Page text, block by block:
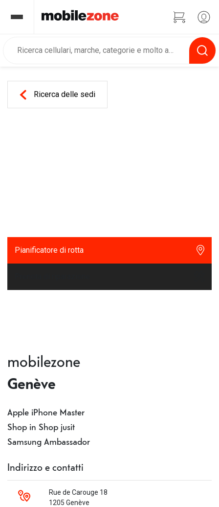
Ricerca delle sedi
Pianificatore di rotta
mobilezone
Genève
Apple iPhone Master
Shop in Shop jusit
Samsung Ambassador
Indirizzo e contatti
Rue de Carouge 18
1205 Genève